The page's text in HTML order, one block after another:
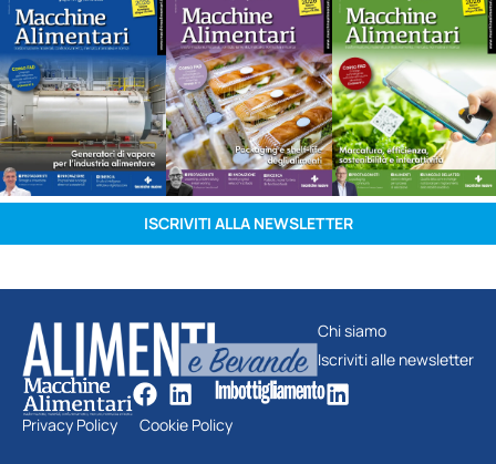
ISCRIVITI ALLA NEWSLETTER
Chi siamo
Iscriviti alle newsletter
Privacy Policy Cookie Policy